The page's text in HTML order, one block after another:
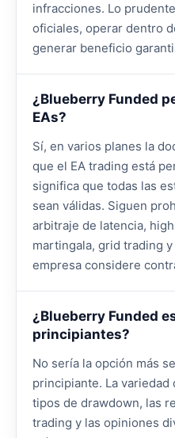
infracciones. Lo
oficiales, operar dentro
generar beneficio
¿Blueberry Funded
EAs?
Sí, en varios planes la
que el EA trading está
significa que todas las
sean válidas. Siguen
arbitraje de latencia,
martingala, grid trading
empresa considere
¿Blueberry Funded
principiantes?
No sería la opción más
principiante. La
tipos de drawdown, las
trading y las opiniones